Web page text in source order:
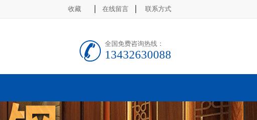
收藏 在线留言 联系方式
全国免费咨询热线：
13432630088